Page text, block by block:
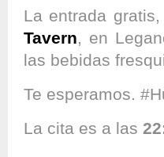
La entrada
Tavern, en
las bebidas
Te esperamos.
La cita es a las